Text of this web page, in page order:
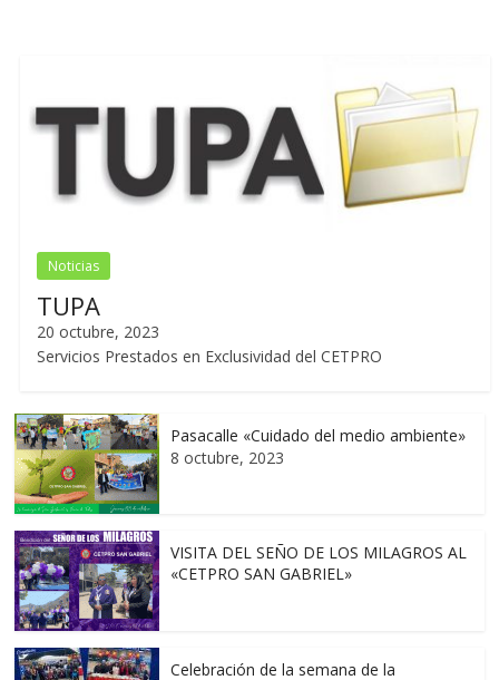
Noticias
TUPA
20 octubre, 2023
Servicios Prestados en Exclusividad del CETPRO
Pasacalle «Cuidado del medio ambiente»
8 octubre, 2023
VISITA DEL SEÑO DE LOS MILAGROS AL
«CETPRO SAN GABRIEL»
Celebración de la semana de la